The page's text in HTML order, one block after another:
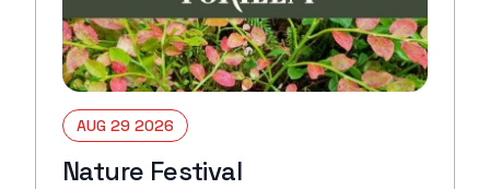
AUG 29 2026
Nature Festival